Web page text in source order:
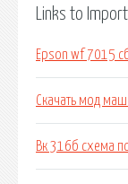
Links to
Epson wf 7015
Скачать мод
Вк 316б схема